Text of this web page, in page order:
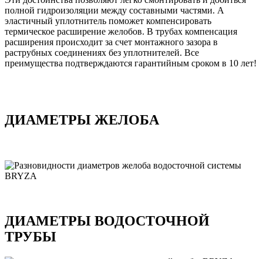
полной гидроизоляции между составными частями. А
эластичный уплотнитель поможет компенсировать
термическое расширение желобов. В трубах компенсация
расширения происходит за счет монтажного зазора в
раструбных соединениях без уплотнителей. Все
преимущества подтверждаются гарантийным сроком в 10 лет!
ДИАМЕТРЫ ЖЕЛОБА
ДИАМЕТРЫ ВОДОСТОЧНОЙ
ТРУБЫ